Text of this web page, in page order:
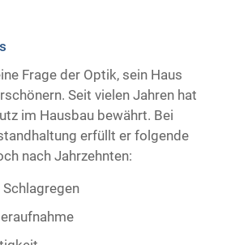
Frage der Optik, sein Haus
Seit vielen Jahren hat
im Hausbau bewährt. Bei
erfüllt er folgende
nach Jahrzehnten: